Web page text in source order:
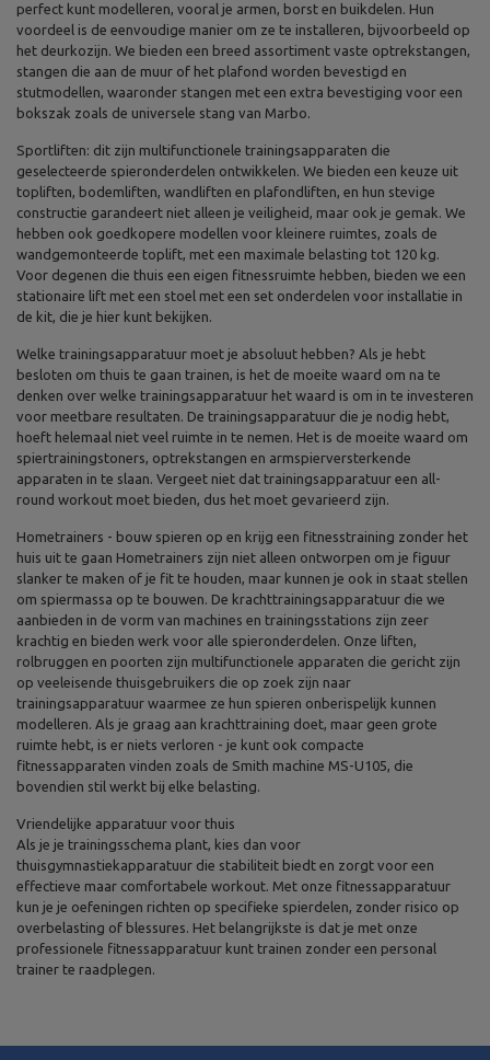
perfect kunt modelleren, vooral je armen, borst en buikdelen. Hun
voordeel is de eenvoudige manier om ze te installeren, bijvoorbeeld op
het deurkozijn. We bieden een breed assortiment vaste optrekstangen,
stangen die aan de muur of het plafond worden bevestigd en
stutmodellen, waaronder stangen met een extra bevestiging voor een
bokszak zoals de universele stang van Marbo.
Sportliften: dit zijn multifunctionele trainingsapparaten die
geselecteerde spieronderdelen ontwikkelen. We bieden een keuze uit
topliften, bodemliften, wandliften en plafondliften, en hun stevige
constructie garandeert niet alleen je veiligheid, maar ook je gemak. We
hebben ook goedkopere modellen voor kleinere ruimtes, zoals de
wandgemonteerde toplift, met een maximale belasting tot 120 kg.
Voor degenen die thuis een eigen fitnessruimte hebben, bieden we een
stationaire lift met een stoel met een set onderdelen voor installatie in
de kit, die je hier kunt bekijken.
Welke trainingsapparatuur moet je absoluut hebben? Als je hebt
besloten om thuis te gaan trainen, is het de moeite waard om na te
denken over welke trainingsapparatuur het waard is om in te investeren
voor meetbare resultaten. De trainingsapparatuur die je nodig hebt,
hoeft helemaal niet veel ruimte in te nemen. Het is de moeite waard om
spiertrainingstoners, optrekstangen en armspierversterkende
apparaten in te slaan. Vergeet niet dat trainingsapparatuur een all-
round workout moet bieden, dus het moet gevarieerd zijn.
Hometrainers - bouw spieren op en krijg een fitnesstraining zonder het
huis uit te gaan Hometrainers zijn niet alleen ontworpen om je figuur
slanker te maken of je fit te houden, maar kunnen je ook in staat stellen
om spiermassa op te bouwen. De krachttrainingsapparatuur die we
aanbieden in de vorm van machines en trainingsstations zijn zeer
krachtig en bieden werk voor alle spieronderdelen. Onze liften,
rolbruggen en poorten zijn multifunctionele apparaten die gericht zijn
op veeleisende thuisgebruikers die op zoek zijn naar
trainingsapparatuur waarmee ze hun spieren onberispelijk kunnen
modelleren. Als je graag aan krachttraining doet, maar geen grote
ruimte hebt, is er niets verloren - je kunt ook compacte
fitnessapparaten vinden zoals de Smith machine MS-U105, die
bovendien stil werkt bij elke belasting.
Vriendelijke apparatuur voor thuis
Als je je trainingsschema plant, kies dan voor
thuisgymnastiekapparatuur die stabiliteit biedt en zorgt voor een
effectieve maar comfortabele workout. Met onze fitnessapparatuur
kun je je oefeningen richten op specifieke spierdelen, zonder risico op
overbelasting of blessures. Het belangrijkste is dat je met onze
professionele fitnessapparatuur kunt trainen zonder een personal
trainer te raadplegen.